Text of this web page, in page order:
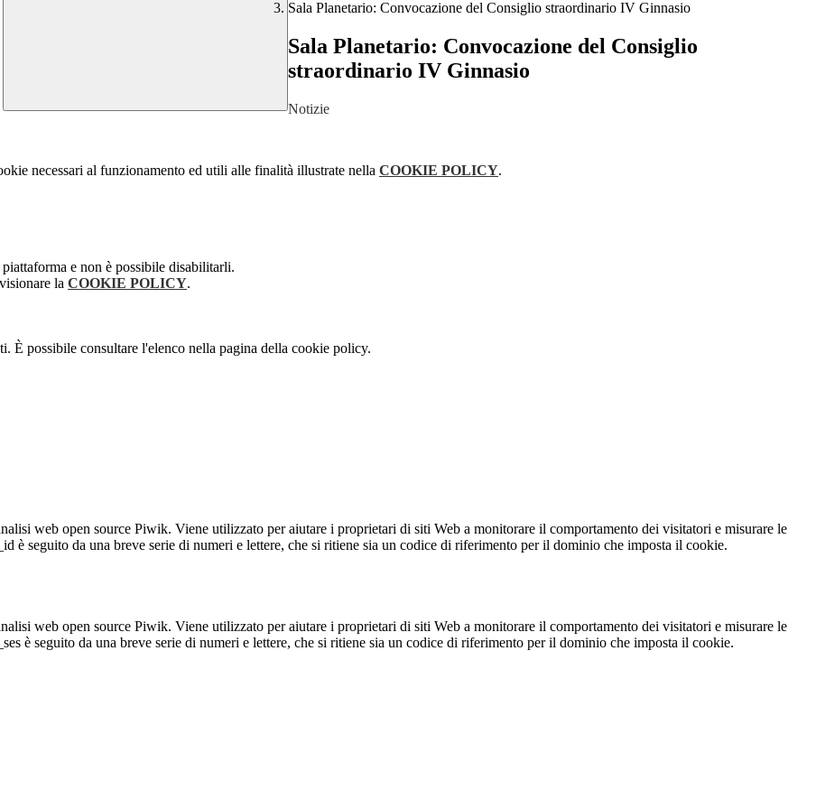
Sala Planetario: Convocazione del Consiglio straordinario IV Ginnasio
Sala Planetario: Convocazione del Consiglio
straordinario IV Ginnasio
Notizie
necessari al funzionamento ed utili alle finalità illustrate nella COOKIE POLICY.
e non è possibile disabilitarli.
la COOKIE POLICY.
È possibile consultare l'elenco nella pagina della cookie policy.
web open source Piwik. Viene utilizzato per aiutare i proprietari di siti Web a monitorare il comportamento dei visitatori e misurare le
è seguito da una breve serie di numeri e lettere, che si ritiene sia un codice di riferimento per il dominio che imposta il cookie.
web open source Piwik. Viene utilizzato per aiutare i proprietari di siti Web a monitorare il comportamento dei visitatori e misurare le
è seguito da una breve serie di numeri e lettere, che si ritiene sia un codice di riferimento per il dominio che imposta il cookie.